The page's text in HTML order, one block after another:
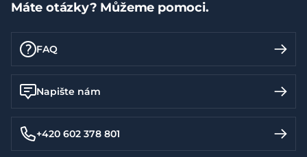
Máte otázky? Můžeme pomoci.
FAQ
Napište nám
+420 602 378 801